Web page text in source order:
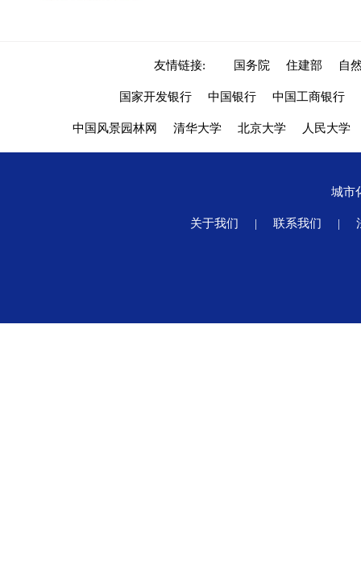
友情链接: 国务院 住建部 自
国家开发银行 中国银行 中国工商银行
中国风景园林网 清华大学 北京大学 人民大学
城市
关于我们 | 联系我们 |